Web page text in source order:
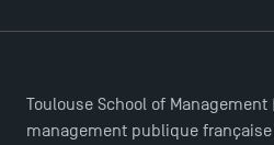
2025 !
Toulouse School of Management
management publique